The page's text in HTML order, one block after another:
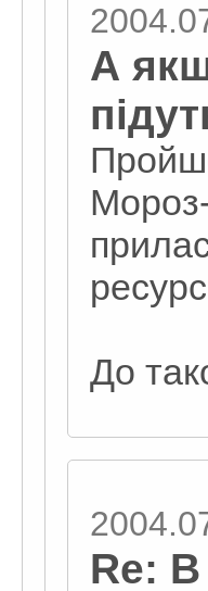
А
Мороз-
До
Re: